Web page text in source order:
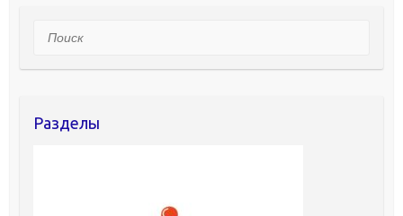
Поиск
Разделы